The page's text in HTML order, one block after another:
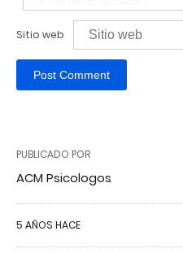
Sitio web
PUBLICADO POR
ACM Psicologos
5 AÑOS HACE